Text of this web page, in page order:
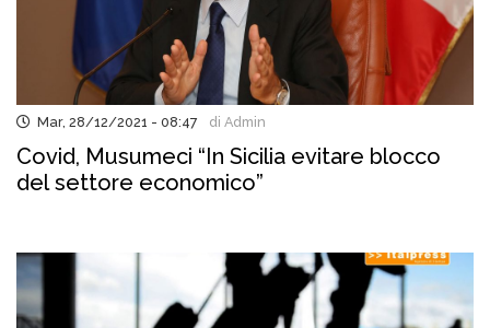
Mar, 28/12/2021 - 08:47 di Admin
Covid, Musumeci “In Sicilia evitare blocco
del settore economico”